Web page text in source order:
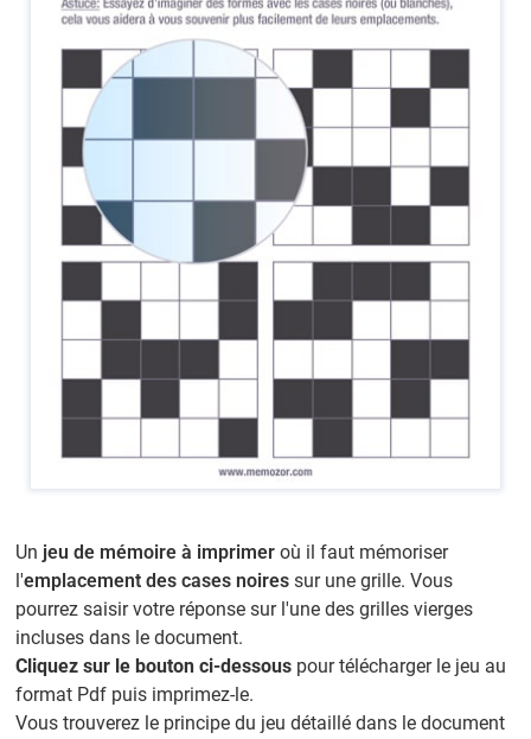
Un jeu de mémoire à imprimer où il faut mémoriser
l'emplacement des cases noires sur une grille. Vous
pourrez saisir votre réponse sur l'une des grilles vierges
incluses dans le document.
Cliquez sur le bouton ci-dessous pour télécharger le jeu au
format Pdf puis imprimez-le.
Vous trouverez le principe du jeu détaillé dans le document